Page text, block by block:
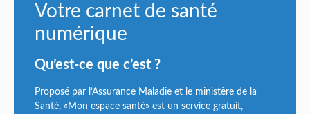
Votre carnet de santé
numérique
Qu’est-ce que c’est ?
Proposé par l’Assurance Maladie et le ministère de la
Santé, «Mon espace santé» est un service gratuit,